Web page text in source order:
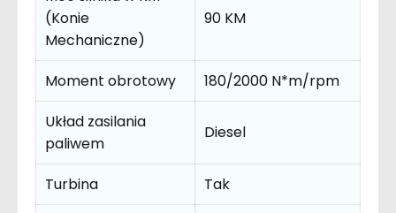
(Konie
Mechaniczne)
90 KM
Moment obrotowy
180/2000 N*m/rpm
Układ zasilania
paliwem
Diesel
Turbina
Tak